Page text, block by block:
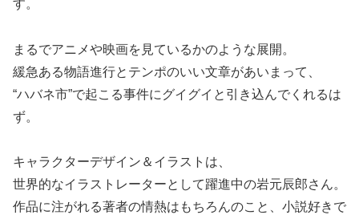
す。
まるでアニメや映画を見ているかのような展開。
緩急ある物語進行とテンポのいい文章があいまって、
“ハバネ市”で起こる事件にグイグイと引き込んでくれるは
ず。
キャラクターデザイン＆イラストは、
世界的なイラストレーターとして躍進中の岩元辰郎さん。
作品に注がれる著者の情熱はもちろんのこと、小説好きで